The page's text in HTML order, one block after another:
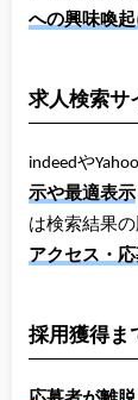
への興味喚
求人検索サ
indeedや
示や最適表示
は検索結果
アクセス・
採用獲得ま